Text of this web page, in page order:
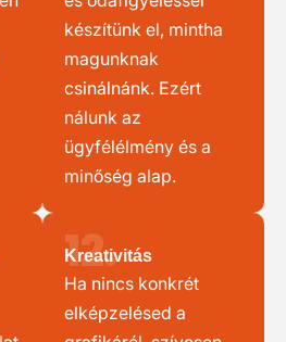
készítünk el, mintha
magunknak
csinálnánk. Ezért
nálunk az
ügyfélélmény és a
minőség alap.
12.
Kreativitás
Ha nincs konkrét
elképzelésed a